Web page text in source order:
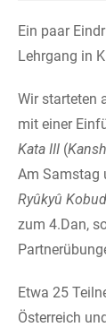
Ein paar
Lehrgang in
Wir starteten
mit einer
Kata III (
Am Samstag
Ryûkyû
zum 4.Dan,
Etwa 25
Österreich